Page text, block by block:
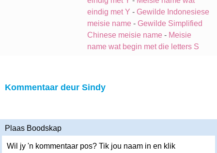
eindig met Y - Gewilde Indonesiese
meisie name - Gewilde Simplified
Chinese meisie name - Meisie
name wat begin met die letters S
Kommentaar deur Sindy
Plaas Boodskap
Wil jy 'n kommentaar pos? Tik jou naam in en klik